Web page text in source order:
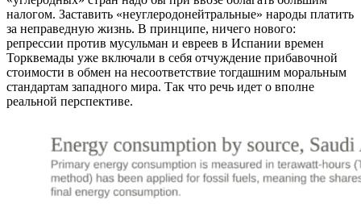
налогом. Заставить «неуглеродонейтральные» народы платить
за неправедную жизнь. В принципе, ничего нового:
репрессии против мусульман и евреев в Испании времен
Торквемады уже включали в себя отчуждение прибавочной
стоимости в обмен на несоответствие тогдашним моральным
стандартам западного мира. Так что речь идет о вполне
реальной перспективе.